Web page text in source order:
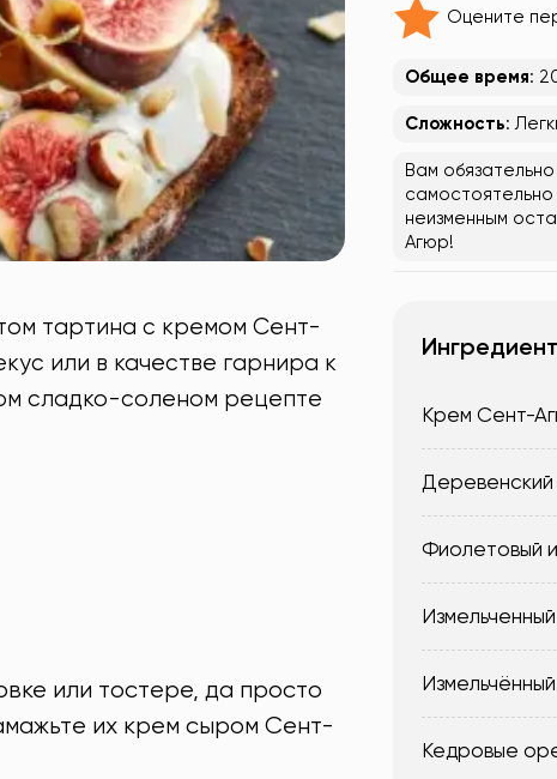
тартина с кремом Сент-
или в качестве гарнира к
сладко-соленом рецепте
или тостере, да просто
их крем сыром Сент-
Оцените
Общее время:
Сложность:
Вам
неизменным
Агюр!
Крем Сент-
Деревенский
Фиолетовый
Кедровые